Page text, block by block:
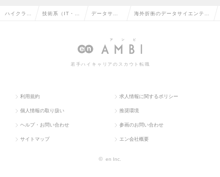
ハイクラス 技術系（IT・W データサイ
ト
海外折衝のデータサイエンティ
若手ハイキャリアのスカウト転職
利用規約 求人情報に関するポリシー
個人情報の取り扱い 推奨環境
ヘルプ・お問い合わせ 参画のお問い合わせ
サイトマップ エン会社概要
© en Inc.